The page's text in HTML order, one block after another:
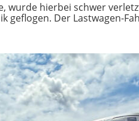
wurde hierbei schwer
Der Lastwagen-